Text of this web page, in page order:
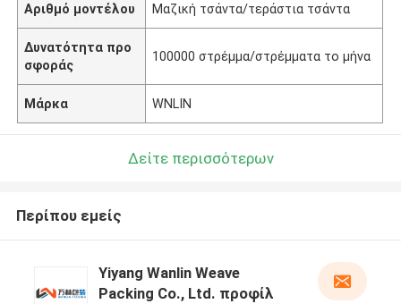
Αριθμό μοντέλου Μαζική τσάντα/τεράστια τσάντα
Δυνατότητα προ
σφοράς
100000 στρέμμα/στρέμματα το μήνα
Μάρκα WNLIN
Δείτε περισσότερων
Περίπου εμείς
Yiyang Wanlin Weave
Packing Co., Ltd. προφίλ